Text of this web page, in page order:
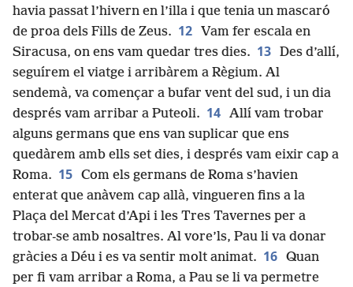
havia passat l’hivern en l’illa i que tenia un mascaró
de proa dels Fills de Zeus. 12
Vam fer escala en
Siracusa, on ens vam quedar tres dies. 13 Des d’allí,
seguírem el viatge i arribàrem a Règium. Al
sendemà, va començar a bufar vent del sud, i un dia
després vam arribar a Puteoli. 14 Allí vam trobar
alguns germans que ens van suplicar que ens
quedàrem amb ells set dies, i després vam eixir cap a
Roma. 15 Com els germans de Roma s’havien
enterat que anàvem cap allà, vingueren fins a la
Plaça del Mercat d’Api i les Tres Tavernes per a
trobar-se amb nosaltres. Al vore’ls, Pau li va donar
gràcies a Déu i es va sentir molt animat. 16 Quan
per fi vam arribar a Roma, a Pau se li va permetre